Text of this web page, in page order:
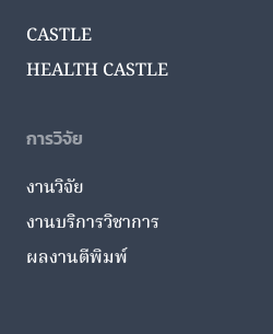
CASTLE
HEALTH CASTLE
การวิจัย
งานวิจัย
งานบริการวิชาการ
ผลงานตีพิมพ์